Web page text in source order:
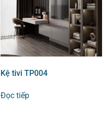
Kệ tivi TP004
Đọc tiếp